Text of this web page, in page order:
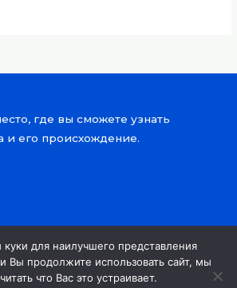
где вы сможете узнать
и его происхождение.
© 2026 Словозавр
для наилучшего представления
Вы продолжите использовать сайт, мы
что Вас это устраивает.